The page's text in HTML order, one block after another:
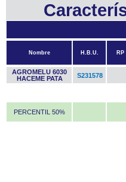
Nombre H.B.U. RP
AGROMELU 6030
HACEME PATA
S231578
PERCENTIL 50%